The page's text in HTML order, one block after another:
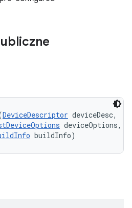
DeviceDescriptor deviceDesc,
deviceOptions,
buildInfo)